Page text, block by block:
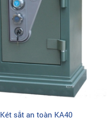
Két sắt an toàn KA40